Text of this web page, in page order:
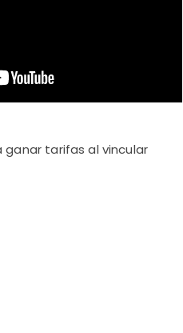
ganar tarifas al vincular